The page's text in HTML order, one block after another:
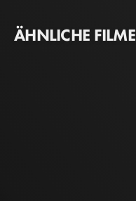
ÄHNLICHE FILME